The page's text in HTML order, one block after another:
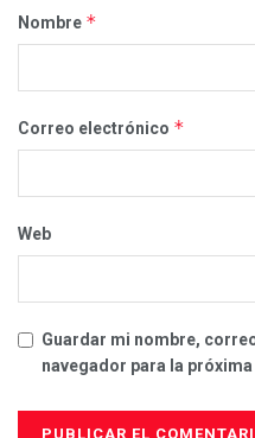
Nombre *
Correo electrónico *
Web
Guardar mi nombre,
navegador para la